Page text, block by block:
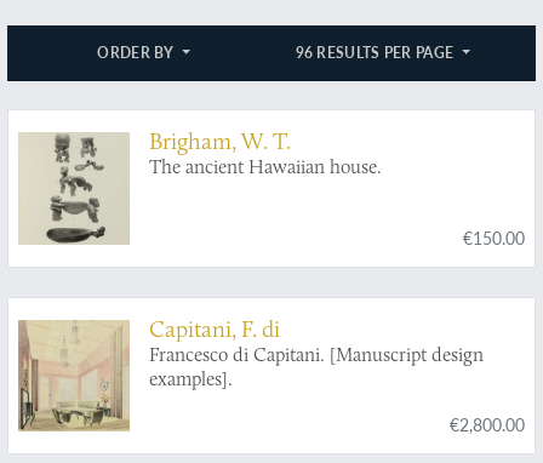
ORDER BY 96 RESULTS PER PAGE
Brigham, W. T.
The ancient Hawaiian house.
€150.00
Capitani, F. di
Francesco di Capitani. [Manuscript design
examples].
€2,800.00